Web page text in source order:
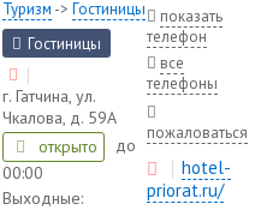
Туризм ->Гостиницы
Гостиницы
г. Гатчина, ул.
Чкалова, д. 59А
открыто
до
00:00
Выходные:
показать
телефон
все
телефоны
пожаловаться
hotel-
priorat.ru/